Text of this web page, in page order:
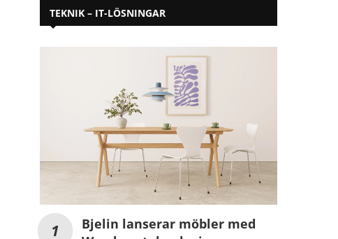
TEKNIK – IT-LÖSNINGAR
Bjelin lanserar möbler med